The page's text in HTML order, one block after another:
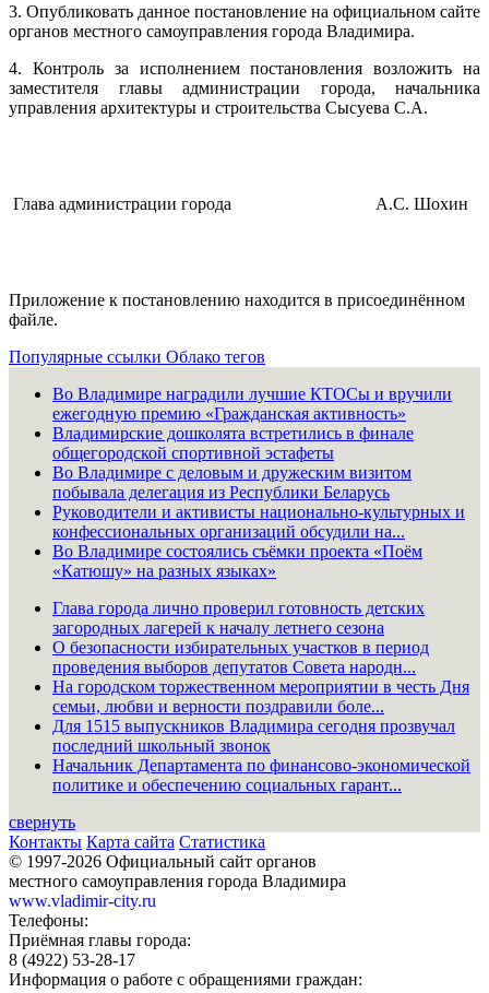
3. Опубликовать данное постановление на официальном сайте
органов местного самоуправления города Владимира.
4. Контроль за исполнением постановления возложить на
заместителя главы администрации города, начальника
управления архитектуры и строительства Сысуева С.А.
Глава администрации города А.С. Шохин
Приложение к постановлению находится в присоединённом
файле.
Популярные ссылки Облако тегов
Во Владимире наградили лучшие КТОСы и вручили
ежегодную премию «Гражданская активность»
Владимирские дошколята встретились в финале
общегородской спортивной эстафеты
Во Владимире с деловым и дружеским визитом
побывала делегация из Республики Беларусь
Руководители и активисты национально-культурных и
конфессиональных организаций обсудили на...
Во Владимире состоялись съёмки проекта «Поём
«Катюшу» на разных языках»
Глава города лично проверил готовность детских
загородных лагерей к началу летнего сезона
О безопасности избирательных участков в период
проведения выборов депутатов Совета народн...
На городском торжественном мероприятии в честь Дня
семьи, любви и верности поздравили боле...
Для 1515 выпускников Владимира сегодня прозвучал
последний школьный звонок
Начальник Департамента по финансово-экономической
политике и обеспечению социальных гарант...
свернуть
Контакты Карта сайта Статистика
© 1997-2026 Официальный сайт органов
местного самоуправления города Владимира
www.vladimir-city.ru
Телефоны:
Приёмная главы города:
8 (4922) 53-28-17
Информация о работе с обращениями граждан: